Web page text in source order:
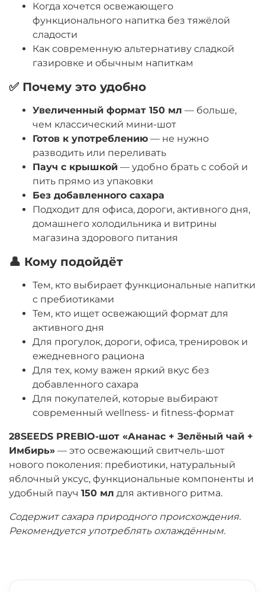
Когда хочется освежающего
функционального напитка без тяжёлой
сладости
Как современную альтернативу сладкой
газировке и обычным напиткам
✅ Почему это удобно
Увеличенный формат 150 мл — больше,
чем классический мини-шот
Готов к употреблению — не нужно
разводить или переливать
Пауч с крышкой — удобно брать с собой и
пить прямо из упаковки
Без добавленного сахара
Подходит для офиса, дороги, активного дня,
домашнего холодильника и витрины
магазина здорового питания
👤 Кому подойдёт
Тем, кто выбирает функциональные напитки
с пребиотиками
Тем, кто ищет освежающий формат для
активного дня
Для прогулок, дороги, офиса, тренировок и
ежедневного рациона
Для тех, кому важен яркий вкус без
добавленного сахара
Для покупателей, которые выбирают
современный wellness- и fitness-формат
28SEEDS PREBIO-шот «Ананас + Зелёный чай +
Имбирь» — это освежающий свитчель-шот
нового поколения: пребиотики, натуральный
яблочный уксус, функциональные компоненты и
удобный пауч 150 мл для активного ритма.
Содержит сахара природного происхождения.
Рекомендуется употреблять охлаждённым.